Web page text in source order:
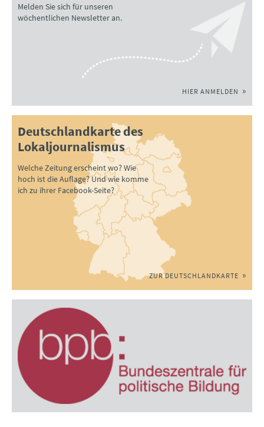
Melden Sie sich für unseren
wöchentlichen Newsletter an.
HIER ANMELDEN
Deutschlandkarte des
Lokaljournalismus
Welche Zeitung erscheint wo? Wie
hoch ist die Auflage? Und wie komme
ich zu ihrer Facebook-Seite?
ZUR DEUTSCHLANDKARTE